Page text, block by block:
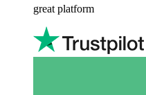
great platform